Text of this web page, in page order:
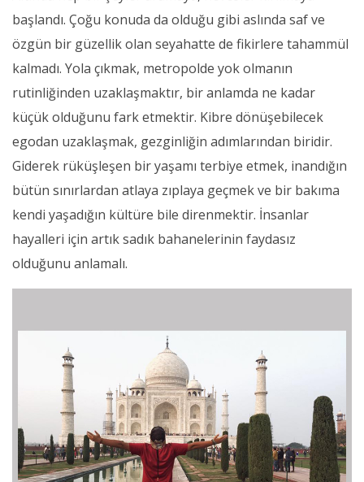
başlandı. Çoğu konuda da olduğu gibi aslında saf ve
özgün bir güzellik olan seyahatte de fikirlere tahammül
kalmadı. Yola çıkmak, metropolde yok olmanın
rutinliğinden uzaklaşmaktır, bir anlamda ne kadar
küçük olduğunu fark etmektir. Kibre dönüşebilecek
egodan uzaklaşmak, gezginliğin adımlarından biridir.
Giderek rüküşleşen bir yaşamı terbiye etmek, inandığın
bütün sınırlardan atlaya zıplaya geçmek ve bir bakıma
kendi yaşadığın kültüre bile direnmektir. İnsanlar
hayalleri için artık sadık bahanelerinin faydasız
olduğunu anlamalı.